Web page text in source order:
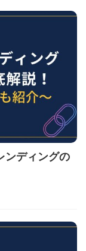
ンディングの